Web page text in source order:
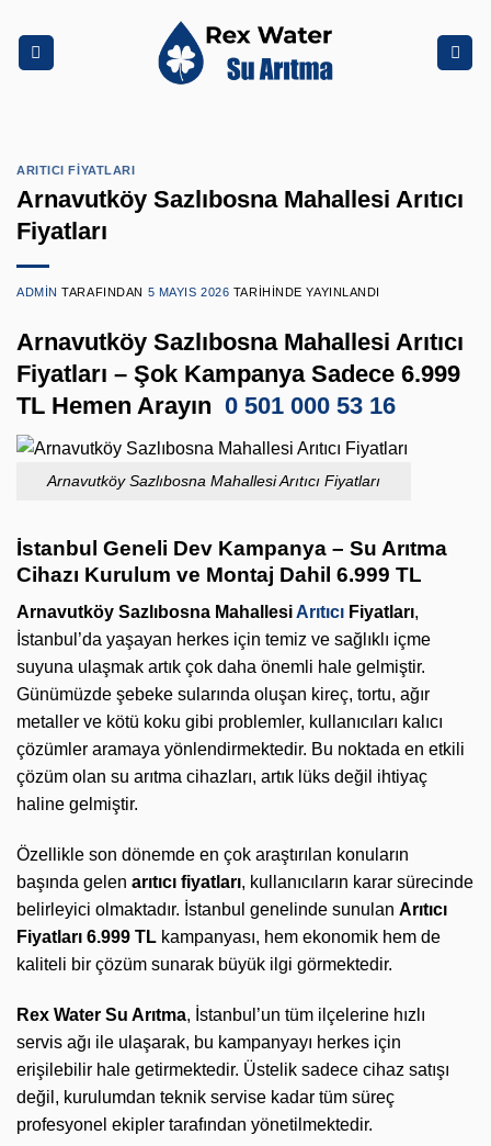
atla
ARITICI FIYATLARI
Arnavutköy Sazlıbosna Mahallesi Arıtıcı
Fiyatları
ADMIN TARAFINDAN 5 MAYIS 2026 TARIHINDE YAYINLANDI
Arnavutköy Sazlıbosna Mahallesi Arıtıcı
Fiyatları – Şok Kampanya Sadece 6.999
TL Hemen Arayın 0 501 000 53 16
Arnavutköy Sazlıbosna Mahallesi Arıtıcı Fiyatları
İstanbul Geneli Dev Kampanya – Su Arıtma
Cihazı Kurulum ve Montaj Dahil 6.999 TL
Arnavutköy Sazlıbosna MahallesiArıtıcı Fiyatları,
İstanbul’da yaşayan herkes için temiz ve sağlıklı içme
suyuna ulaşmak artık çok daha önemli hale gelmiştir.
Günümüzde şebeke sularında oluşan kireç, tortu, ağır
metaller ve kötü koku gibi problemler, kullanıcıları kalıcı
çözümler aramaya yönlendirmektedir. Bu noktada en etkili
çözüm olan su arıtma cihazları, artık lüks değil ihtiyaç
haline gelmiştir.
Özellikle son dönemde en çok araştırılan konuların
başında gelen arıtıcı fiyatları, kullanıcıların karar sürecinde
belirleyici olmaktadır. İstanbul genelinde sunulan Arıtıcı
Fiyatları 6.999 TL kampanyası, hem ekonomik hem de
kaliteli bir çözüm sunarak büyük ilgi görmektedir.
Rex Water Su Arıtma, İstanbul’un tüm ilçelerine hızlı
servis ağı ile ulaşarak, bu kampanyayı herkes için
erişilebilir hale getirmektedir. Üstelik sadece cihaz satışı
değil, kurulumdan teknik servise kadar tüm süreç
profesyonel ekipler tarafından yönetilmektedir.